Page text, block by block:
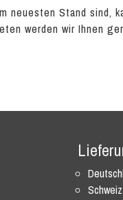
neuesten Stand sind,
werden wir Ihnen
Schweiz